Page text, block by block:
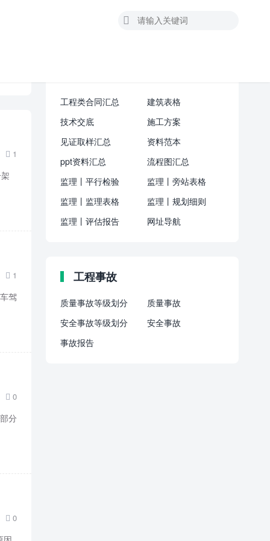

 1
 1
驾
 0
分
 0
工程类合同汇总
建筑表格
技术交底
施工方案
见证取样汇总
资料范本
ppt资料汇总
流程图汇总
监理丨平行检验
监理丨旁站表格
监理丨监理表格
监理丨规划细则
监理丨评估报告
网址导航
工程事故
质量事故等级划分
质量事故
安全事故等级划分
安全事故
事故报告